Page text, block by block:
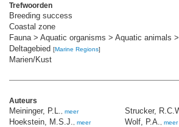
Trefwoorden
Breeding success
Coastal zone
Fauna > Aquatic organisms > Aquatic animals
Deltagebied [Marine Regions]
Marien/Kust
Auteurs
Meininger, P.L. meer
Hoekstein, M.S.J. meer
Strucker,
Wolf, P.A. meer